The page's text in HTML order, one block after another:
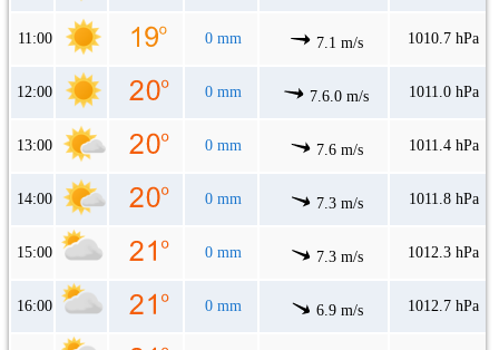
11:00 0 mm 7.1 m/s 1010.7 hPa
12:00 0 mm 7.6.0 m/s 1011.0 hPa
13:00 0 mm 7.6 m/s 1011.4 hPa
14:00 0 mm 7.3 m/s 1011.8 hPa
15:00 0 mm 7.3 m/s 1012.3 hPa
16:00 0 mm 6.9 m/s 1012.7 hPa